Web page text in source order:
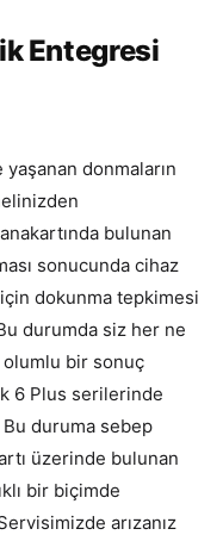
Entegresi
donmaların
bulunan
sonucunda cihaz
dokunma tepkimesi
durumda siz her ne
bir sonuç
6 Plus serilerinde
Bu duruma sebep
üzerinde bulunan
bir biçimde
arızanız